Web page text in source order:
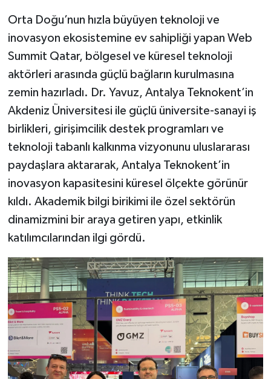
Orta Doğu’nun hızla büyüyen teknoloji ve
inovasyon ekosistemine ev sahipliği yapan Web
Summit Qatar, bölgesel ve küresel teknoloji
aktörleri arasında güçlü bağların kurulmasına
zemin hazırladı. Dr. Yavuz, Antalya Teknokent’in
Akdeniz Üniversitesi ile güçlü üniversite-sanayi iş
birlikleri, girişimcilik destek programları ve
teknoloji tabanlı kalkınma vizyonunu uluslararası
paydaşlara aktararak, Antalya Teknokent’in
inovasyon kapasitesini küresel ölçekte görünür
kıldı. Akademik bilgi birikimi ile özel sektörün
dinamizmini bir araya getiren yapı, etkinlik
katılımcılarından ilgi gördü.